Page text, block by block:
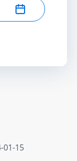
01-15